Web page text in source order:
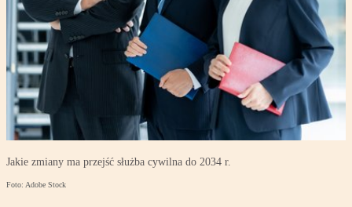
Jakie zmiany ma przejść służba cywilna do 2034 r.
Foto: Adobe Stock